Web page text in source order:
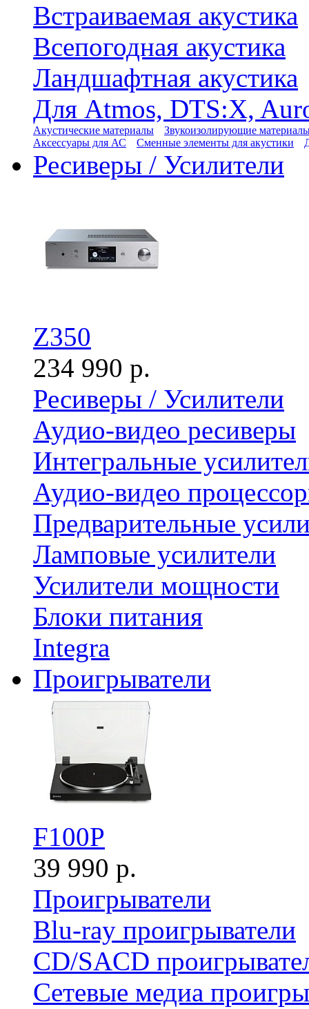
Встраиваемая акустика
Всепогодная акустика
Ландшафтная акустика
Для Atmos, DTS:X,
Акустические материалы
Звукоизолирующие
Аксессуары для АС
Сменные элементы для акустики
Ресиверы / Усилители
Z350
234 990 р.
Ресиверы / Усилители
Аудио-видео ресиверы
Интегральные
Аудио-видео
Предварительные
Ламповые усилители
Усилители мощности
Блоки питания
Integra
Проигрыватели
F100P
39 990 р.
Проигрыватели
Blu-ray проигрыватели
CD/SACD
Сетевые медиа